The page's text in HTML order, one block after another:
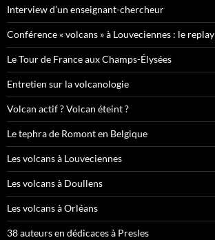
Interview d’un enseignant-chercheur
Conférence « volcans » à Louveciennes : le replay
Le Tour de France aux Champs-Élysées
Entretien sur la volcanologie
Volcan actif ? Volcan éteint ?
Le tephra de Romont en Belgique
Les volcans à Louveciennes
Les volcans à Doullens
Les volcans à Orléans
38 auteurs en dédicaces à Presles